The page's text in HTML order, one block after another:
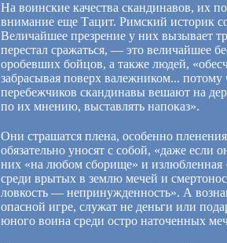
На воинские качества скандинавов, их
внимание еще Тацит. Римский историк
Величайшее презрение у них вызывает
перестал сражаться, — это величайшее
оробевших бойцов, а также людей,
забрасывая поверх валежником...
перебежчиков скандинавы вешают на
по их мнению, выставлять напоказ».
Они страшатся плена, особенно
обязательно уносят с собой, «даже
них «на любом сборище» и
среди врытых в землю мечей и
ловкость — непринужденность». А
опасной игре, служат не деньги или
юного воина среди остро наточенных